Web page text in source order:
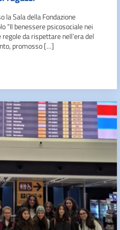
la Sala della Fondazione
“Il benessere psicosociale nei
da rispettare nell’era del
promosso […]